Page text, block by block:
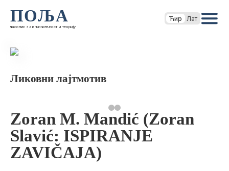
ПОЉА
часопис за књижевност и теорију
Ћир Лат
Ликовни лајтмотив
Zoran M. Mandić (Zoran
Slavić: ISPIRANJE
ZAVIČAJA)